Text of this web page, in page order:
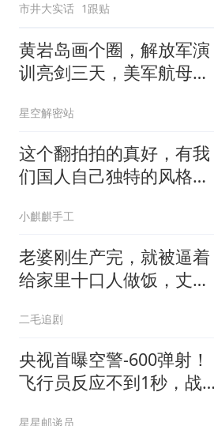
祖庙
市井大实话 1跟贴
黄岩岛画个圈，解放军演
训亮剑三天，美军航母从
星空解密站
这个翻拍拍的真好，有我
们国人自己独特的风格魅
小麒麒手工
老婆刚生产完，就被逼着
给家里十口人做饭，丈夫
二毛追剧
央视首曝空警-600弹射！
飞行员反应不到1秒，战
星星邮递员